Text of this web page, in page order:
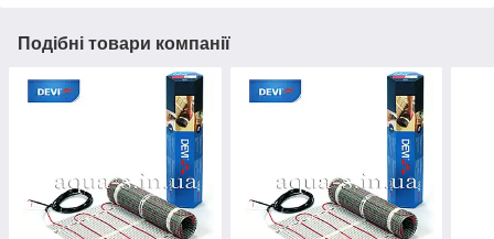
Подібні товари компанії